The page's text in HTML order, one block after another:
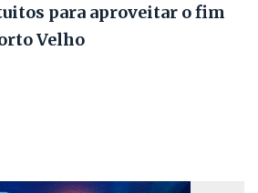
para aproveitar o fim
Velho